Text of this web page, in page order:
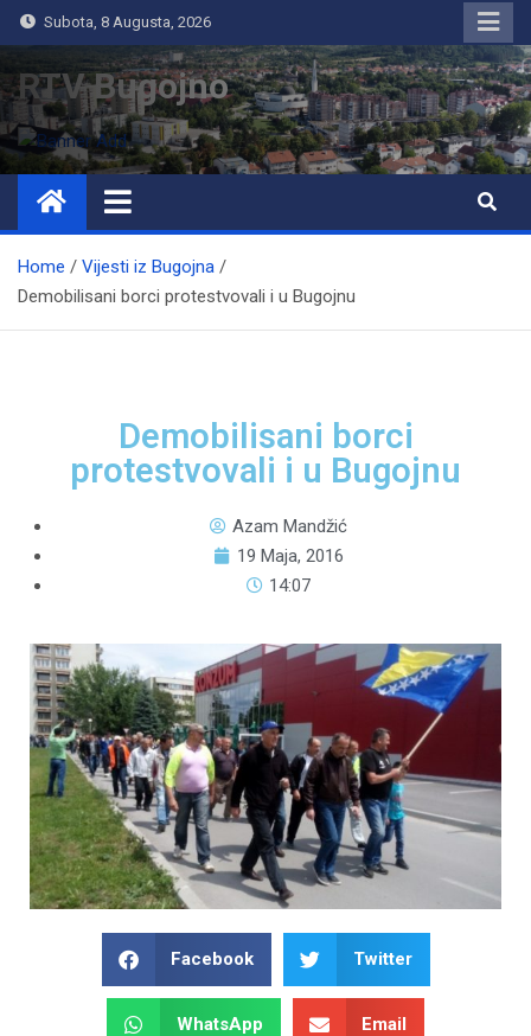
Subota, 8 Augusta, 2026
RTV Bugojno
Home
Vijesti iz Bugojna
Demobilisani borci protestvovali i u Bugojnu
Demobilisani borci
protestvovali i u Bugojnu
Azam Mandžić
19 Maja, 2016
14:07
Facebook Twitter
WhatsApp Email